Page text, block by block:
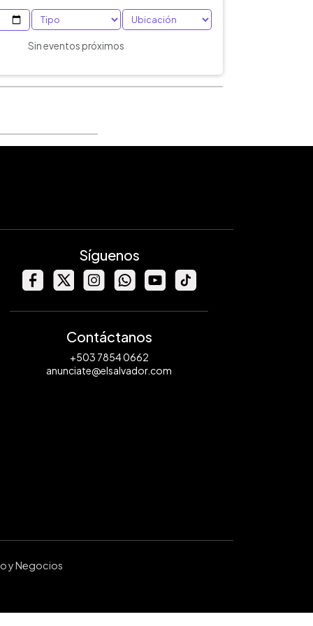
Sin eventos próximos
Síguenos
Contáctanos
+503 7854 0662
anunciate@elsalvador.com
y Negocios